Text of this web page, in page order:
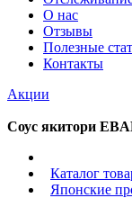
О нас
Отзывы
Полезные
Контакты
Акции
Соус якитори
Каталог
Японские